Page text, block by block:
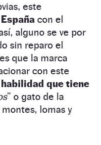
este
con el
alguno se ve por
sin reparo el
que la marca
con este
que tiene
” o gato de la
lomas y